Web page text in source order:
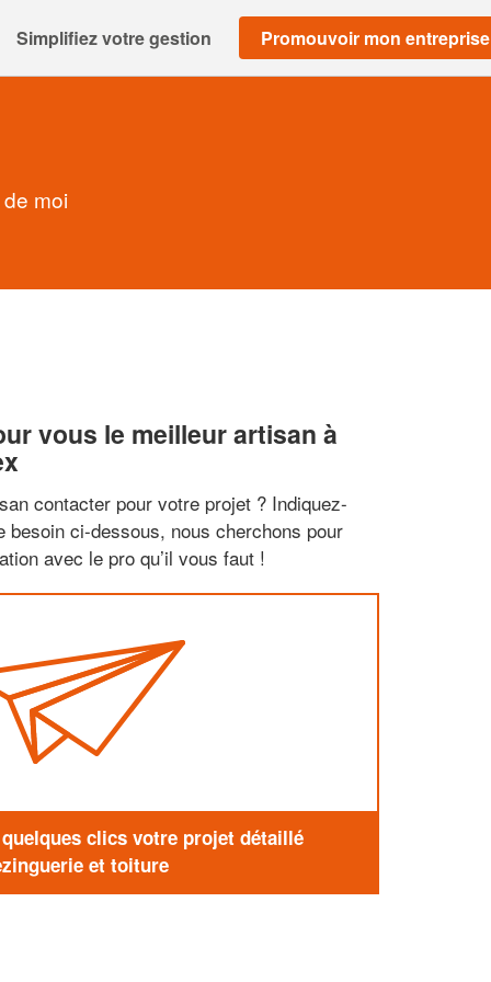
Simplifiez votre gestion Promouvoir mon entreprise
moi
vous le meilleur artisan à
contacter pour votre projet ? Indiquez-
besoin ci-dessous, nous cherchons pour
avec le pro qu’il vous faut !
clics votre projet détaillé
et toiture